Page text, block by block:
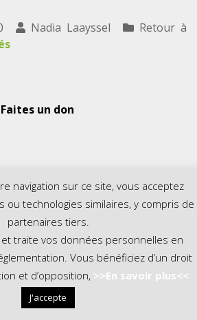
Nadia Laayssel
Retour à
Faites un don
--- Newsletter---
navigation sur ce site, vous acceptez
ou technologies similaires, y compris de
partenaires tiers.
traite vos données personnelles en
Vous bénéficiez d’un droit
et d’opposition, >>En savoir plus<<
J'accepte